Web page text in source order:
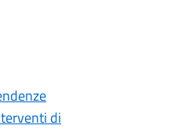
di